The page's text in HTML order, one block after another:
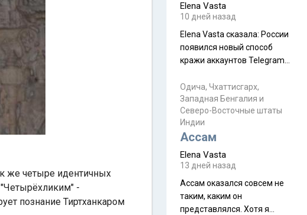
же четыре идентичных
"Четырёхликим" -
познание Тиртханкаром
Пошли туда, потому что я
отзывов. По мне – сплошная
физуха, долгий спуск, потом
подъем по этому же пути.
Пока
Elena Vasta
10 дней назад
Elena Vasta сказалa: России
появился новый способ
кражи аккаунтов Telegram
Прочитайте! У моих двух
знакомых вот так увели
аккаунты
Одича, Чхаттисгарх,
Западная Бенгалия и
Северо-Восточные штаты
Индии
Ассам
Elena Vasta
13 дней назад
Ассам оказался совсем не
таким, каким он
представлялся. Хотя я